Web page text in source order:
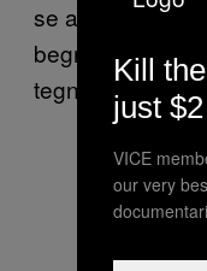
se andre bander
begrænset af,
tegne i hånden.
Kill
just
VICE
our very